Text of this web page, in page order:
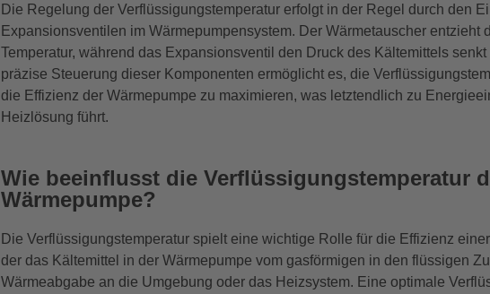
Die Regelung der Verflüssigungstemperatur erfolgt in der Regel durch den
Expansionsventilen im Wärmepumpensystem. Der Wärmetauscher entzieht
Temperatur, während das Expansionsventil den Druck des Kältemittels
präzise Steuerung dieser Komponenten ermöglicht es, die
die Effizienz der Wärmepumpe zu maximieren, was letztendlich zu
Heizlösung führt.
Wie beeinflusst die Verflüssigungstemperatur
Wärmepumpe?
Die Verflüssigungstemperatur spielt eine wichtige Rolle für die Effizienz
der das Kältemittel in der Wärmepumpe vom gasförmigen in den flüssigen
Wärmeabgabe an die Umgebung oder das Heizsystem. Eine optimale